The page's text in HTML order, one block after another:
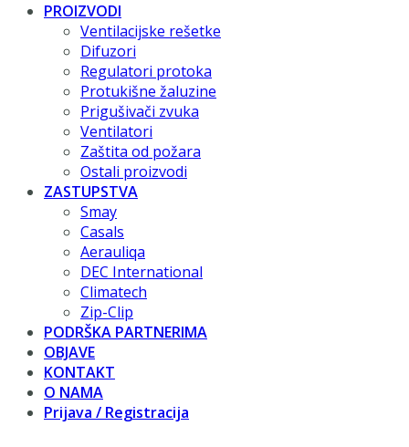
PROIZVODI
Ventilacijske rešetke
Difuzori
Regulatori protoka
Protukišne žaluzine
Prigušivači zvuka
Ventilatori
Zaštita od požara
Ostali proizvodi
ZASTUPSTVA
Smay
Casals
Aerauliqa
DEC International
Climatech
Zip-Clip
PODRŠKA PARTNERIMA
OBJAVE
KONTAKT
O NAMA
Prijava / Registracija